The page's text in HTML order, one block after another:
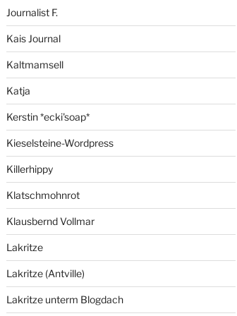
Journalist F.
Kais Journal
Kaltmamsell
Katja
Kerstin *ecki'soap*
Kieselsteine-Wordpress
Killerhippy
Klatschmohnrot
Klausbernd Vollmar
Lakritze
Lakritze (Antville)
Lakritze unterm Blogdach